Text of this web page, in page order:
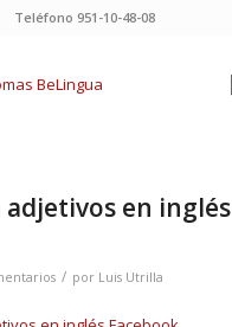
Teléfono 951-10-48-08
adjetivos en inglés
/ por Luis Utrilla